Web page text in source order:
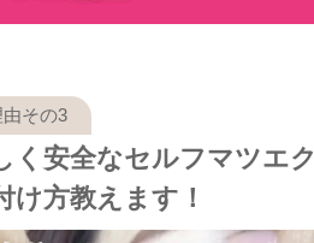
く安全なセルフマツエク
け方教えます！